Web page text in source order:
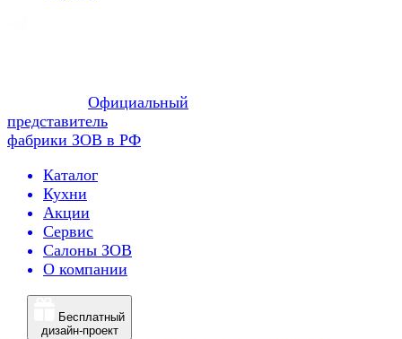
Официальный
представитель
фабрики ЗОВ в РФ
Каталог
Кухни
Акции
Сервис
Салоны ЗОВ
О компании
Бесплатный
дизайн-проект